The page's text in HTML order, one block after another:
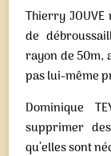
Thierry
de
rayon de 50m,
pas lui-même
Dominique
supprimer
qu’elles sont